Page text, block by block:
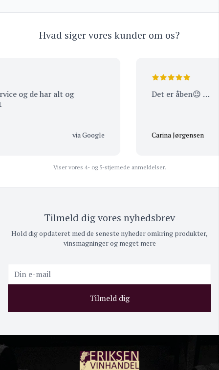
Hvad siger vores kunder om os?
har alt og
via Google
Det er åben😉 …
Carina Jørgensen
Viser vores 4- og 5-stjernede anmeldelser.
Tilmeld dig vores nyhedsbrev
Hold dig opdateret med de seneste nyheder omkring produkter,
vinsmagninger og meget mere
Tilmeld dig